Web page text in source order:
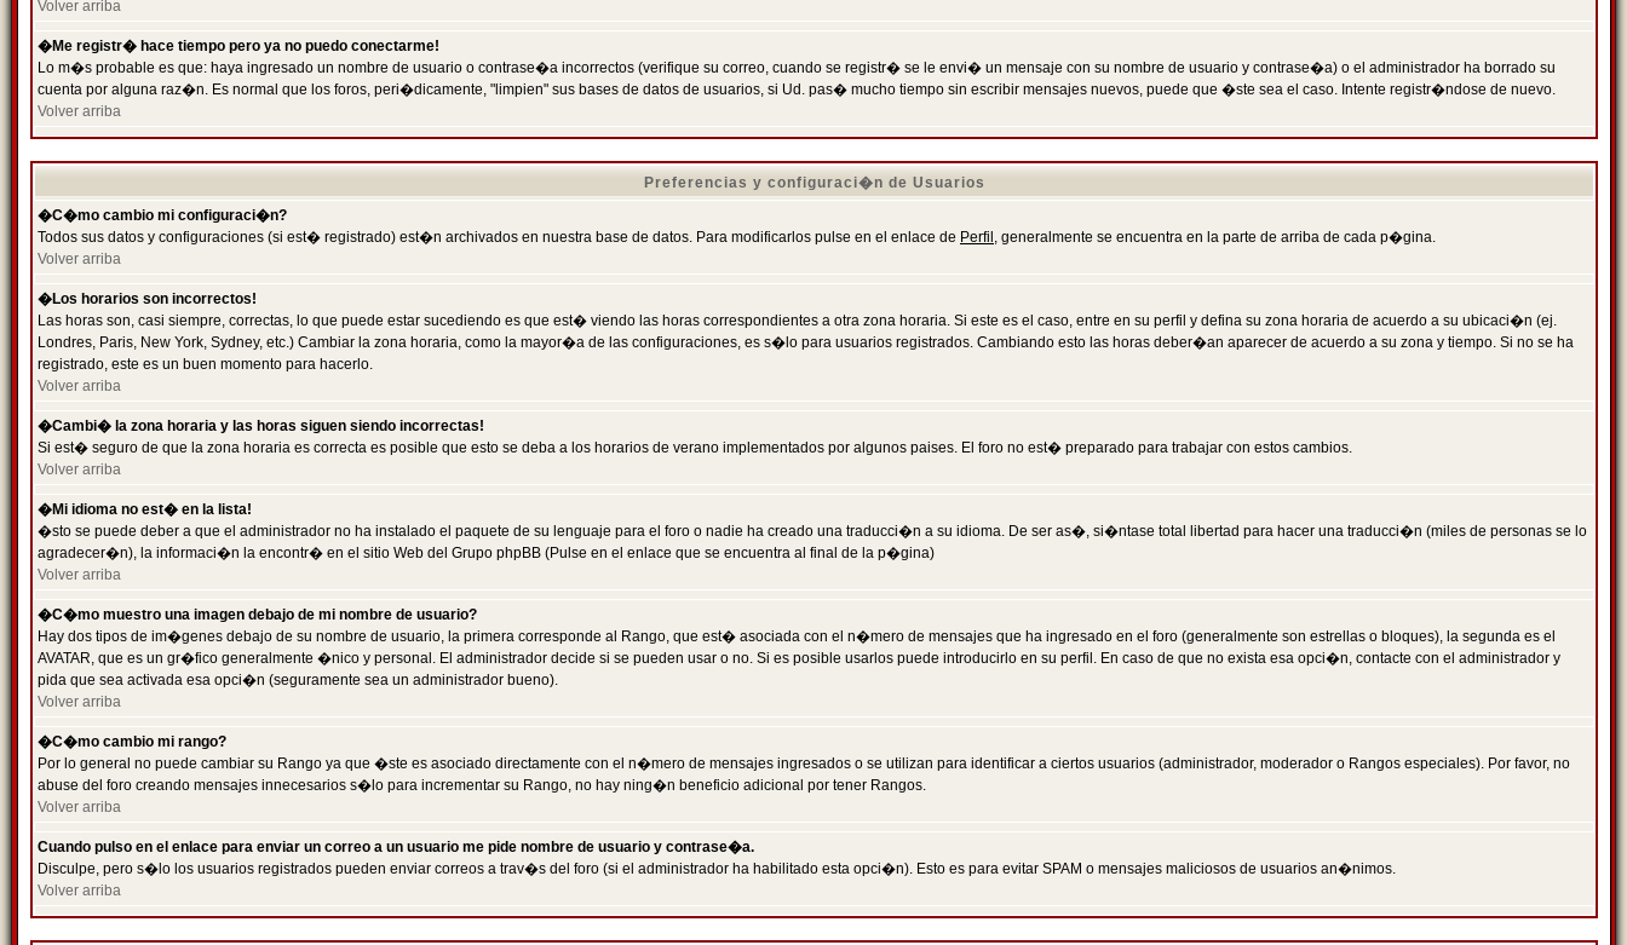
Volver arriba
�Me registr� hace tiempo pero ya no puedo conectarme!
Lo m�s probable es que: haya ingresado un nombre de usuario o contrase�a incorrectos (verifique su correo, cuando se registr� se le envi� un mensaje con su nombre de usuario y contrase�a) o el administrador ha borrado su
cuenta por alguna raz�n. Es normal que los foros, peri�dicamente, "limpien" sus bases de datos de usuarios, si Ud. pas� mucho tiempo sin escribir mensajes nuevos, puede que �ste sea el caso. Intente registr�ndose de nuevo.
Volver arriba
Preferencias y configuraci�n de Usuarios
�C�mo cambio mi configuraci�n?
Todos sus datos y configuraciones (si est� registrado) est�n archivados en nuestra base de datos. Para modificarlos pulse en el enlace de Perfil , generalmente se encuentra en la parte de arriba de cada p�gina.
Volver arriba
�Los horarios son incorrectos!
Las horas son, casi siempre, correctas, lo que puede estar sucediendo es que est� viendo las horas correspondientes a otra zona horaria. Si este es el caso, entre en su perfil y defina su zona horaria de acuerdo a su ubicaci�n (ej.
Londres, Paris, New York, Sydney, etc.) Cambiar la zona horaria, como la mayor�a de las configuraciones, es s�lo para usuarios registrados. Cambiando esto las horas deber�an aparecer de acuerdo a su zona y tiempo. Si no se ha
registrado, este es un buen momento para hacerlo.
Volver arriba
�Cambi� la zona horaria y las horas siguen siendo incorrectas!
Si est� seguro de que la zona horaria es correcta es posible que esto se deba a los horarios de verano implementados por algunos paises. El foro no est� preparado para trabajar con estos cambios.
Volver arriba
�Mi idioma no est� en la lista!
�sto se puede deber a que el administrador no ha instalado el paquete de su lenguaje para el foro o nadie ha creado una traducci�n a su idioma. De ser as�, si�ntase total libertad para hacer una traducci�n (miles de personas se lo
agradecer�n), la informaci�n la encontr� en el sitio Web del Grupo phpBB (Pulse en el enlace que se encuentra al final de la p�gina)
Volver arriba
�C�mo muestro una imagen debajo de mi nombre de usuario?
Hay dos tipos de im�genes debajo de su nombre de usuario, la primera corresponde al Rango, que est� asociada con el n�mero de mensajes que ha ingresado en el foro (generalmente son estrellas o bloques), la segunda es el
AVATAR, que es un gr�fico generalmente �nico y personal. El administrador decide si se pueden usar o no. Si es posible usarlos puede introducirlo en su perfil. En caso de que no exista esa opci�n, contacte con el administrador y
pida que sea activada esa opci�n (seguramente sea un administrador bueno).
Volver arriba
�C�mo cambio mi rango?
Por lo general no puede cambiar su Rango ya que �ste es asociado directamente con el n�mero de mensajes ingresados o se utilizan para identificar a ciertos usuarios (administrador, moderador o Rangos especiales). Por favor, no
abuse del foro creando mensajes innecesarios s�lo para incrementar su Rango, no hay ning�n beneficio adicional por tener Rangos.
Volver arriba
Cuando pulso en el enlace para enviar un correo a un usuario me pide nombre de usuario y contrase�a.
Disculpe, pero s�lo los usuarios registrados pueden enviar correos a trav�s del foro (si el administrador ha habilitado esta opci�n). Esto es para evitar SPAM o mensajes maliciosos de usuarios an�nimos.
Volver arriba